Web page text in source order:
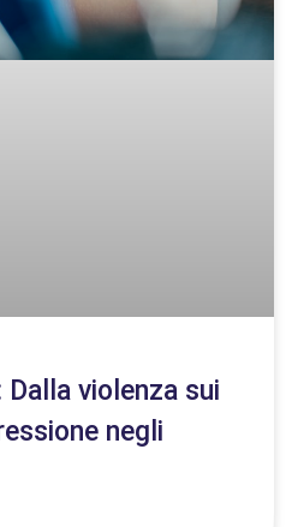
Dalla violenza sui
negli